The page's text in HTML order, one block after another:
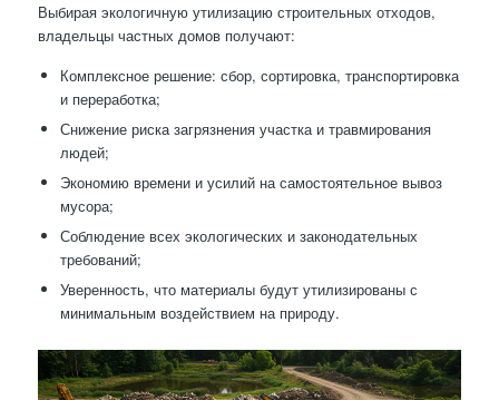
Выбирая экологичную утилизацию строительных отходов,
владельцы частных домов получают:
Комплексное решение: сбор, сортировка, транспортировка
и переработка;
Снижение риска загрязнения участка и травмирования
людей;
Экономию времени и усилий на самостоятельное вывоз
мусора;
Соблюдение всех экологических и законодательных
требований;
Уверенность, что материалы будут утилизированы с
минимальным воздействием на природу.